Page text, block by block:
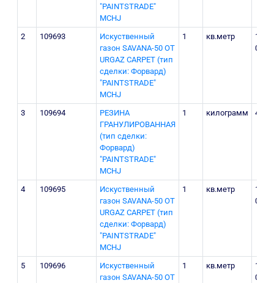
"PAINTSTRADE"
MCHJ
2 109693
Искуственный
газон SAVANA-50 OT
URGAZ CARPET (тип
сделки: Форвард)
"PAINTSTRADE"
MCHJ
1 кв.метр
115
000
3 109694
РЕЗИНА
ГРАНУЛИРОВАННАЯ
(тип сделки:
Форвард)
"PAINTSTRADE"
MCHJ
1 килограмм 4 300
4 109695
Искуственный
газон SAVANA-50 OT
URGAZ CARPET (тип
сделки: Форвард)
"PAINTSTRADE"
MCHJ
1 кв.метр
115
000
5 109696
Искуственный
газон SAVANA-50 OT
1 кв.метр
145
000